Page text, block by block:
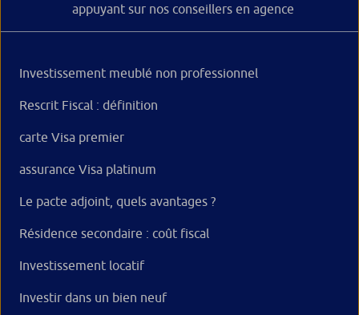
appuyant sur nos conseillers en agence
Investissement meublé non professionnel
Rescrit Fiscal : définition
carte Visa premier
assurance Visa platinum
Le pacte adjoint, quels avantages ?
Résidence secondaire : coût fiscal
Investissement locatif
Investir dans un bien neuf